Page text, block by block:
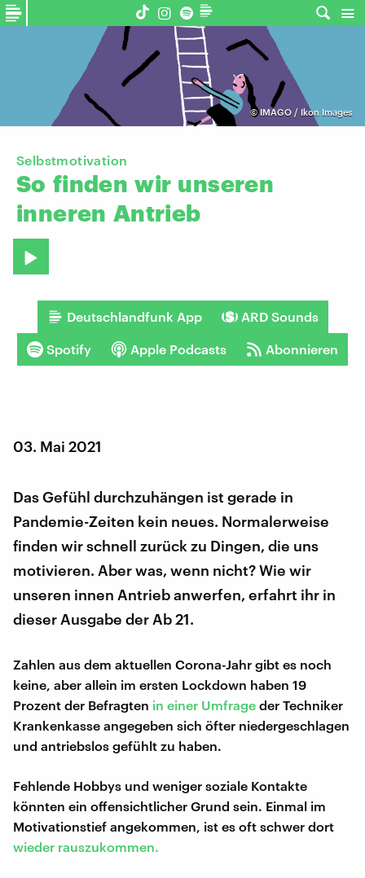
©IMAGO / Ikon Images
Selbstmotivation
So finden wir unseren
inneren Antrieb
Deutschlandfunk App ARD Sounds
Spotify Apple Podcasts Abonnieren
03. Mai 2021
Das Gefühl durchzuhängen ist gerade in
Pandemie-Zeiten kein neues. Normalerweise
finden wir schnell zurück zu Dingen, die uns
motivieren. Aber was, wenn nicht? Wie wir
unseren innen Antrieb anwerfen, erfahrt ihr in
dieser Ausgabe der Ab 21.
Zahlen aus dem aktuellen Corona-Jahr gibt es noch
keine, aber allein im ersten Lockdown haben 19
Prozent der Befragten in einer Umfrage der Techniker
Krankenkasse angegeben sich öfter niedergeschlagen
und antriebslos gefühlt zu haben.
Fehlende Hobbys und weniger soziale Kontakte
könnten ein offensichtlicher Grund sein. Einmal im
Motivationstief angekommen, ist es oft schwer dort
wieder rauszukommen.